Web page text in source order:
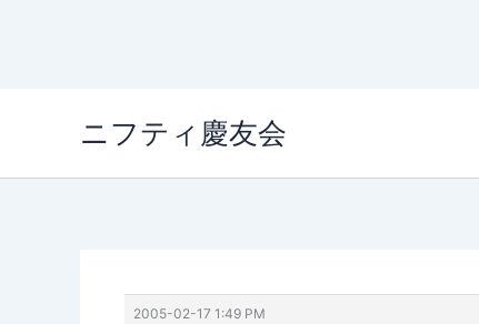
ニフティ慶友会
2005-02-17 1:49 PM